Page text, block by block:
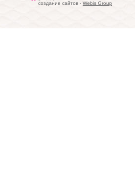
создание сайтов - Webis Group